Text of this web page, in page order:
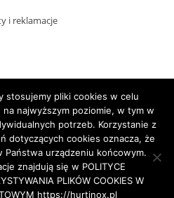
i reklamacje
stosujemy pliki cookies w celu
na najwyższym poziomie, w tym w
potrzeb. Korzystanie z
dotyczących cookies oznacza, że
Państwa urządzeniu końcowym.
znajdują się w POLITYCE
PLIKÓW COOKIES W
https://hurtinox.pl